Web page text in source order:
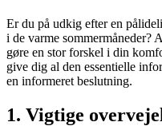
Er du på udkig efter en
i de varme sommermåneder?
gøre en stor forskel i din
give dig al den essentielle
en informeret beslutning.
1. Vigtige